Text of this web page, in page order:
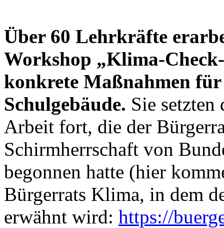
Über 60 Lehrkräfte
Workshop „Klima-
konkrete Maßnahmen
Schulgebäude. Sie
Arbeit fort, die der
Schirmherrschaft von
begonnen hatte (hier
Bürgerrats Klima, in dem
erwähnt wird: https://